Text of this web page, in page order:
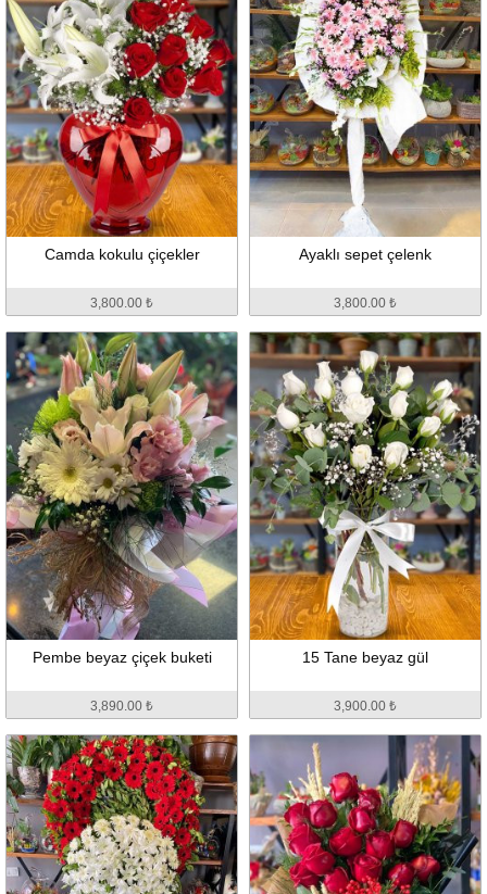
Camda kokulu çiçekler
3,800.00 ₺
Ayaklı sepet çelenk
3,800.00 ₺
Pembe beyaz çiçek buketi
3,890.00 ₺
15 Tane beyaz gül
3,900.00 ₺